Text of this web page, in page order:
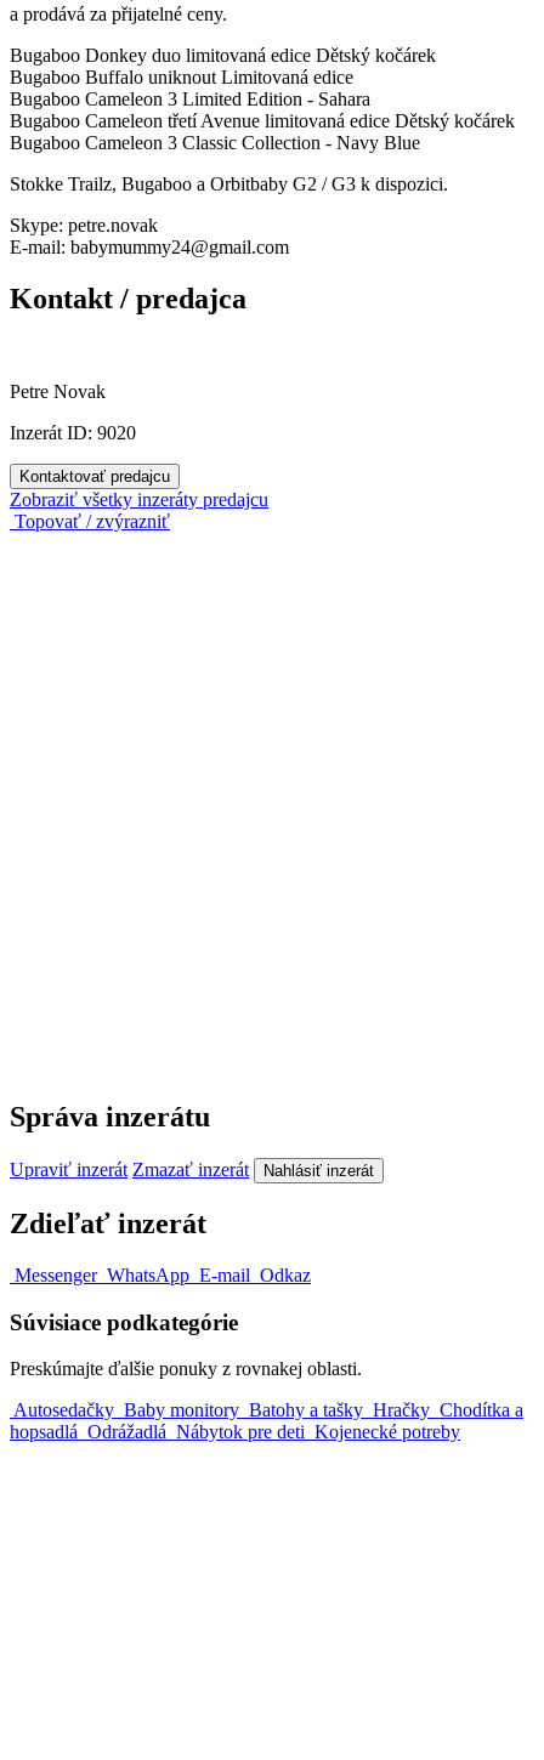
a prodává za přijatelné ceny.
Bugaboo Donkey duo limitovaná edice Dětský kočárek
Bugaboo Buffalo uniknout Limitovaná edice
Bugaboo Cameleon 3 Limited Edition - Sahara
Bugaboo Cameleon třetí Avenue limitovaná edice Dětský kočárek
Bugaboo Cameleon 3 Classic Collection - Navy Blue
Stokke Trailz, Bugaboo a Orbitbaby G2 / G3 k dispozici.
Skype: petre.novak
E-mail: babymummy24@gmail.com
Kontakt / predajca
Petre Novak
Inzerát ID: 9020
Kontaktovať predajcu
Zobraziť všetky inzeráty predajcu
Topovať / zvýrazniť
Správa inzerátu
Upraviť inzerát Zmazať inzerát Nahlásiť inzerát
Zdieľať inzerát
Messenger WhatsApp E-mail Odkaz
Súvisiace podkategórie
Preskúmajte ďalšie ponuky z rovnakej oblasti.
Autosedačky Baby monitory Batohy a tašky Hračky Chodítka a
hopsadlá Odrážadlá Nábytok pre deti Kojenecké potreby